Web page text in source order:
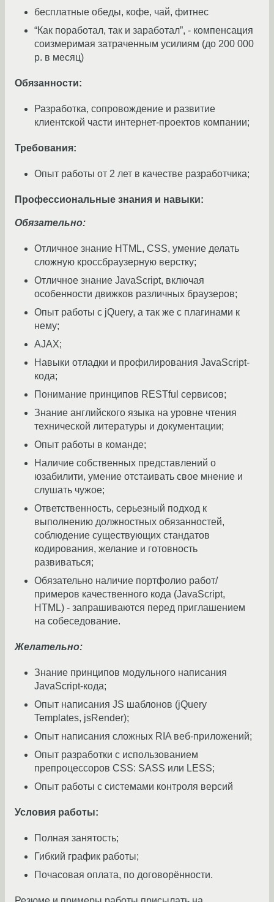
бесплатные обеды, кофе, чай, фитнес
“Как поработал, так и заработал”, - компенсация
соизмеримая затраченным усилиям (до 200 000
р. в месяц)
Обязанности:
Разработка, сопровождение и развитие
клиентской части интернет-проектов компании;
Требования:
Опыт работы от 2 лет в качестве разработчика;
Профессиональные знания и навыки:
Обязательно:
Отличное знание HTML, CSS, умение делать
сложную кроссбраузерную верстку;
Отличное знание JavaScript, включая
особенности движков различных браузеров;
Опыт работы с jQuery, а так же с плагинами к
нему;
AJAX;
Навыки отладки и профилирования JavaScript-
кода;
Понимание принципов RESTful сервисов;
Знание английского языка на уровне чтения
технической литературы и документации;
Опыт работы в команде;
Наличие собственных представлений о
юзабилити, умение отстаивать свое мнение и
слушать чужое;
Ответственность, серьезный подход к
выполнению должностных обязанностей,
соблюдение существующих стандатов
кодирования, желание и готовность
развиваться;
Обязательно наличие портфолио работ/
примеров качественного кода (JavaScript,
HTML) - запрашиваются перед приглашением
на собеседование.
Желательно:
Знание принципов модульного написания
JavaScript-кода;
Опыт написания JS шаблонов (jQuery
Templates, jsRender);
Опыт написания сложных RIA веб-приложений;
Опыт разработки с использованием
препроцессоров CSS: SASS или LESS;
Опыт работы с системами контроля версий
Условия работы:
Полная занятость;
Гибкий график работы;
Почасовая оплата, по договорённости.